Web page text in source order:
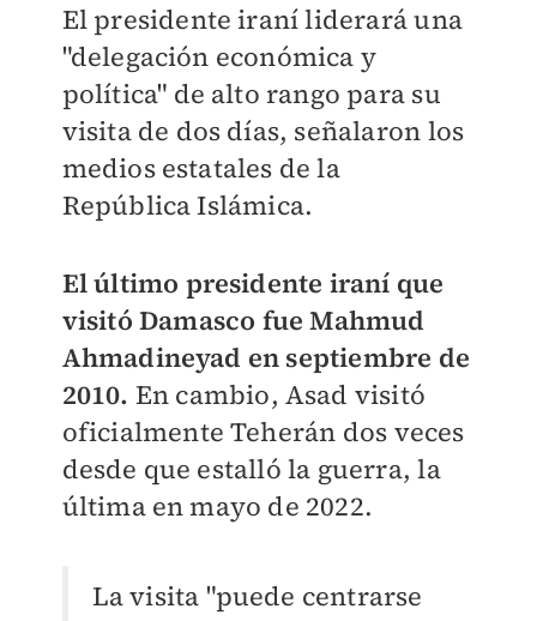
El presidente iraní liderará una
"delegación económica y
política" de alto rango para su
visita de dos días, señalaron los
medios estatales de la
República Islámica.
El último presidente iraní que
visitó Damasco fue Mahmud
Ahmadineyad en septiembre de
2010. En cambio, Asad visitó
oficialmente Teherán dos veces
desde que estalló la guerra, la
última en mayo de 2022.
La visita "puede centrarse